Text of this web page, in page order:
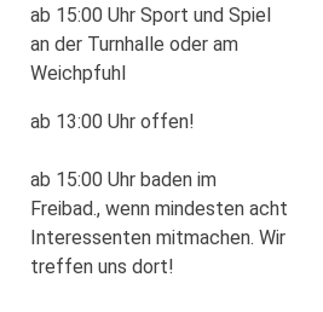
ab 15:00 Uhr Sport und Spiel
an der Turnhalle oder am
Weichpfuhl
ab 13:00 Uhr offen!
ab 15:00 Uhr baden im
Freibad., wenn mindesten acht
Interessenten mitmachen. Wir
treffen uns dort!